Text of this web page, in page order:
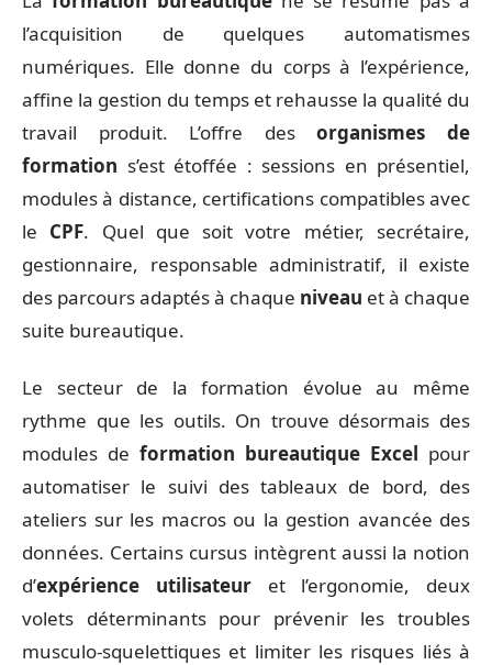
l’acquisition de quelques automatismes
numériques. Elle donne du corps à l’expérience,
affine la gestion du temps et rehausse la qualité du
travail produit. L’offre desorganismes de
formation s’est étoffée : sessions en présentiel,
modules à distance, certifications compatibles avec
le CPF. Quel que soit votre métier, secrétaire,
gestionnaire, responsable administratif, il existe
des parcours adaptés à chaque niveau et à chaque
suite bureautique.
Le secteur de la formation évolue au même
rythme que les outils. On trouve désormais des
modules de formation bureautique Excel pour
automatiser le suivi des tableaux de bord, des
ateliers sur les macros ou la gestion avancée des
données. Certains cursus intègrent aussi la notion
d’expérience utilisateuret l’ergonomie, deux
volets déterminants pour prévenir les troubles
musculo-squelettiques et limiter les risques liés à